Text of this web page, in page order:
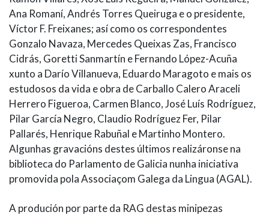
Ana Romaní, Andrés Torres Queiruga e o presidente,
Víctor F. Freixanes; así como os correspondentes
Gonzalo Navaza, Mercedes Queixas Zas, Francisco
Cidrás, Goretti Sanmartín e Fernando López-Acuña
xunto a Darío Villanueva, Eduardo Maragoto e mais os
estudosos da vida e obra de Carballo Calero Araceli
Herrero Figueroa, Carmen Blanco, José Luís Rodríguez,
Pilar García Negro, Claudio Rodríguez Fer, Pilar
Pallarés, Henrique Rabuñal e Martinho Montero.
Algunhas gravacións destes últimos realizáronse na
biblioteca do Parlamento de Galicia nunha iniciativa
promovida pola Associaçom Galega da Lingua (AGAL).
A produción por parte da RAG destas minipezas